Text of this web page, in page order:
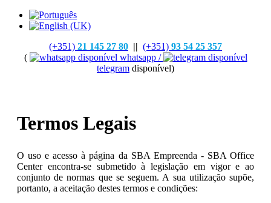
(+351) 21 145 27 80 || (+351) 93 54 25 357
(
whatsapp /
telegram disponível)
Termos Legais
O uso e acesso à página da SBA Empreenda - SBA Office
Center encontra-se submetido à legislação em vigor e ao
conjunto de normas que se seguem. A sua utilização supõe,
portanto, a aceitação destes termos e condições: